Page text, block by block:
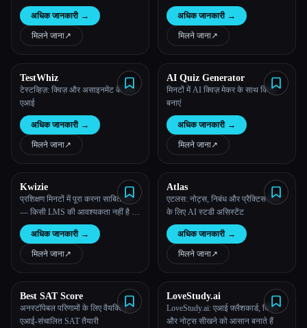
अधिक जानकारी →
मिलने जाना↗︎
अधिक जानकारी →
मिलने जाना↗︎
TestWhiz
टेस्टव्हिज़: क्विज़ और असाइनमेंट के लिए
एआई
अधिक जानकारी →
मिलने जाना↗︎
AI Quiz Generator
मिनटों में AI क्विज़ मेकर के साथ क्विज़
बनाएं
अधिक जानकारी →
मिलने जाना↗︎
Kwizie
प्रशिक्षण मिनटों में पूरा करना साबित करें
— किसी LMS की आवश्यकता नहीं है |
Kwizie
अधिक जानकारी →
मिलने जाना↗︎
Atlas
एटलस: नोट्स, निबंध और प्रैक्टिस टेस्ट
के लिए AI स्टडी असिस्टेंट
अधिक जानकारी →
मिलने जाना↗︎
Best SAT Score
अनस्टॉपेबल परिणामों के लिए वैयक्तिकृत,
एआई-संचालित SAT तैयारी
LoveStudy.ai
LoveStudy.ai: एआई फ़्लैशकार्ड, क्विज़
और नोट्स सीखने को आसान बनाते हैं